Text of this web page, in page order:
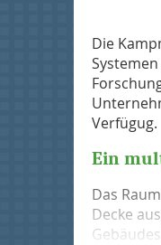
Die
Verfügug.
Ein
Das
Decke